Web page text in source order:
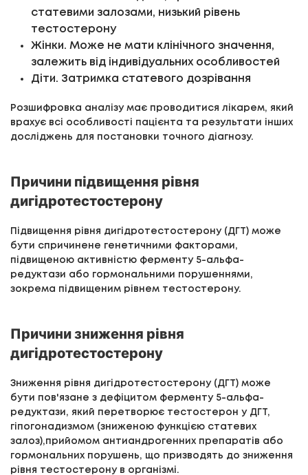
статевими залозами, низький рівень
тестостерону
Жінки. Може не мати клінічного значення,
залежить від індивідуальних особливостей
Діти. Затримка статевого дозрівання
Розшифровка аналізу має проводитися лікарем, який
врахує всі особливості пацієнта та результати інших
досліджень для постановки точного діагнозу.
Причини підвищення рівня
дигідротестостерону
Підвищення рівня дигідротестостерону (ДГТ) може
бути спричинене генетичними факторами,
підвищеною активністю ферменту 5-альфа-
редуктази або гормональними порушеннями,
зокрема підвищеним рівнем тестостерону.
Причини зниження рівня
дигідротестостерону
Зниження рівня дигідротестостерону (ДГТ) може
бути пов'язане з дефіцитом ферменту 5-альфа-
редуктази, який перетворює тестостерон у ДГТ,
гіпогонадизмом (зниженою функцією статевих
залоз),прийомом антиандрогенних препаратів або
гормональних порушень, що призводять до зниження
рівня тестостерону в організмі.